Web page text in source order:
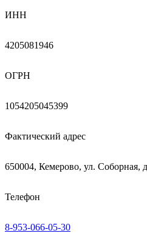
ИНН
4205081946
ОГРН
1054205045399
Фактический адрес
650004, Кемерово, ул. Соборная,
Телефон
8-953-066-05-30